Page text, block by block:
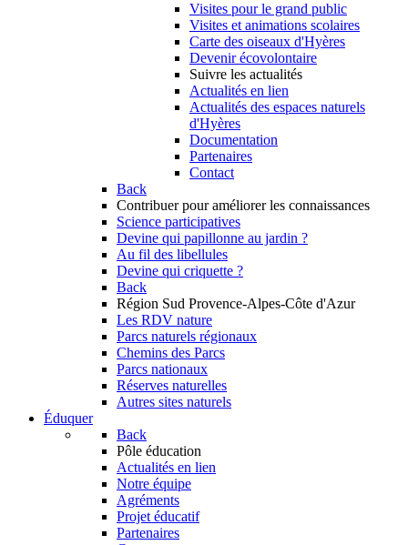
Visites pour le grand public
Visites et animations scolaires
Carte des oiseaux d'Hyères
Devenir écovolontaire
Suivre les actualités
Actualités en lien
Actualités des espaces naturels
d'Hyères
Documentation
Partenaires
Contact
Back
Contribuer pour améliorer les connaissances
Science participatives
Devine qui papillonne au jardin ?
Au fil des libellules
Devine qui criquette ?
Back
Région Sud Provence-Alpes-Côte d'Azur
Les RDV nature
Parcs naturels régionaux
Chemins des Parcs
Parcs nationaux
Réserves naturelles
Autres sites naturels
Éduquer
Back
Pôle éducation
Actualités en lien
Notre équipe
Agréments
Projet éducatif
Partenaires